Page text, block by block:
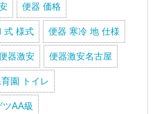
便器 価格
式 様式 便器 寒冷 地 仕様
器激安 便器激安名古屋
園 トイレ
AA級